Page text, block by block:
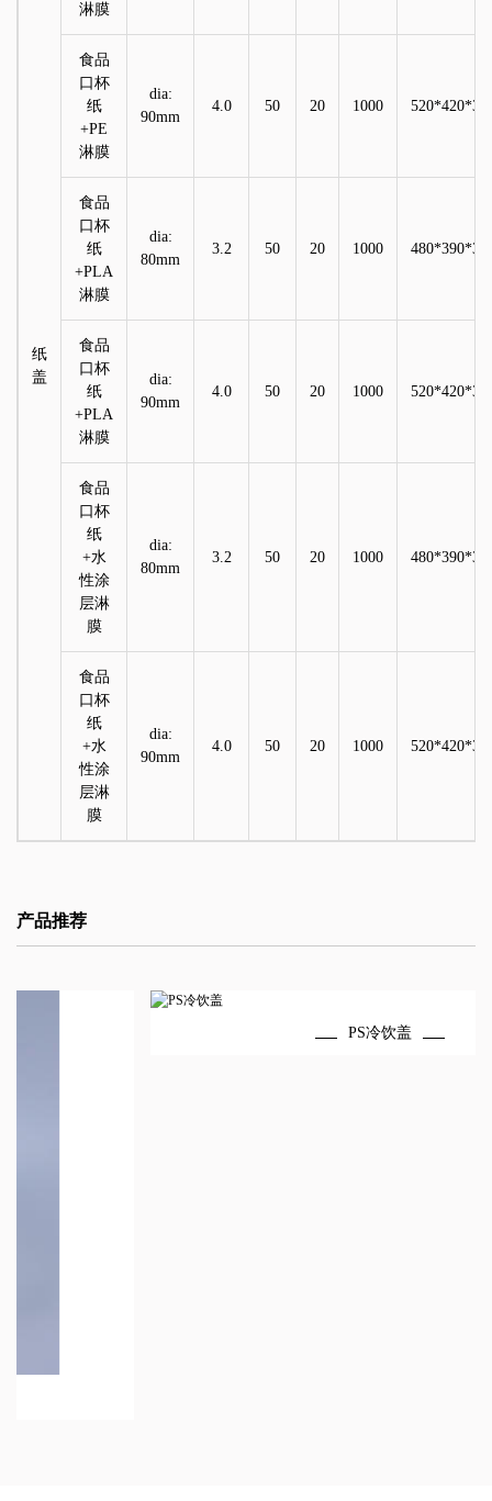
纸
盖
淋膜
食品
口杯
纸
+PE
淋膜
dia:
90mm
4.0 50 20 1000
食品
口杯
纸
+PLA
淋膜
dia:
80mm
3.2 50 20 1000
食品
口杯
纸
+PLA
淋膜
dia:
90mm
4.0 50 20 1000
食品
口杯
纸
+水
性涂
层淋
膜
dia:
80mm
3.2 50 20 1000
食品
口杯
纸
+水
性涂
层淋
膜
dia:
90mm
4.0 50 20 1000
产品推荐